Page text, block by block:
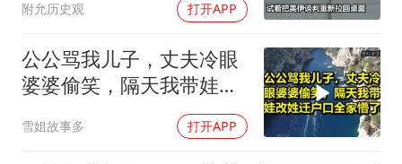
附允历史观 打开APP
公公骂我儿子，丈夫冷眼
婆婆偷笑，隔天我带娃改
姓迁户口全家懵了！
雪姐故事多 打开APP